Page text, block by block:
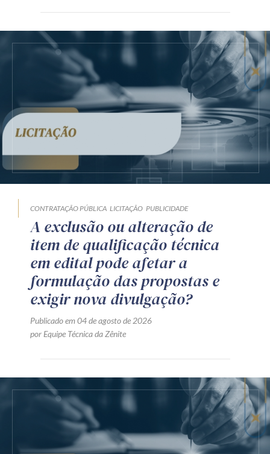
CONTRATAÇÃO PÚBLICA LICITAÇÃO PUBLICIDADE
A exclusão ou alteração de
item de qualificação técnica
em edital pode afetar a
formulação das propostas e
exigir nova divulgação?
Publicado em 04 de agosto de 2026
por Equipe Técnica da Zênite